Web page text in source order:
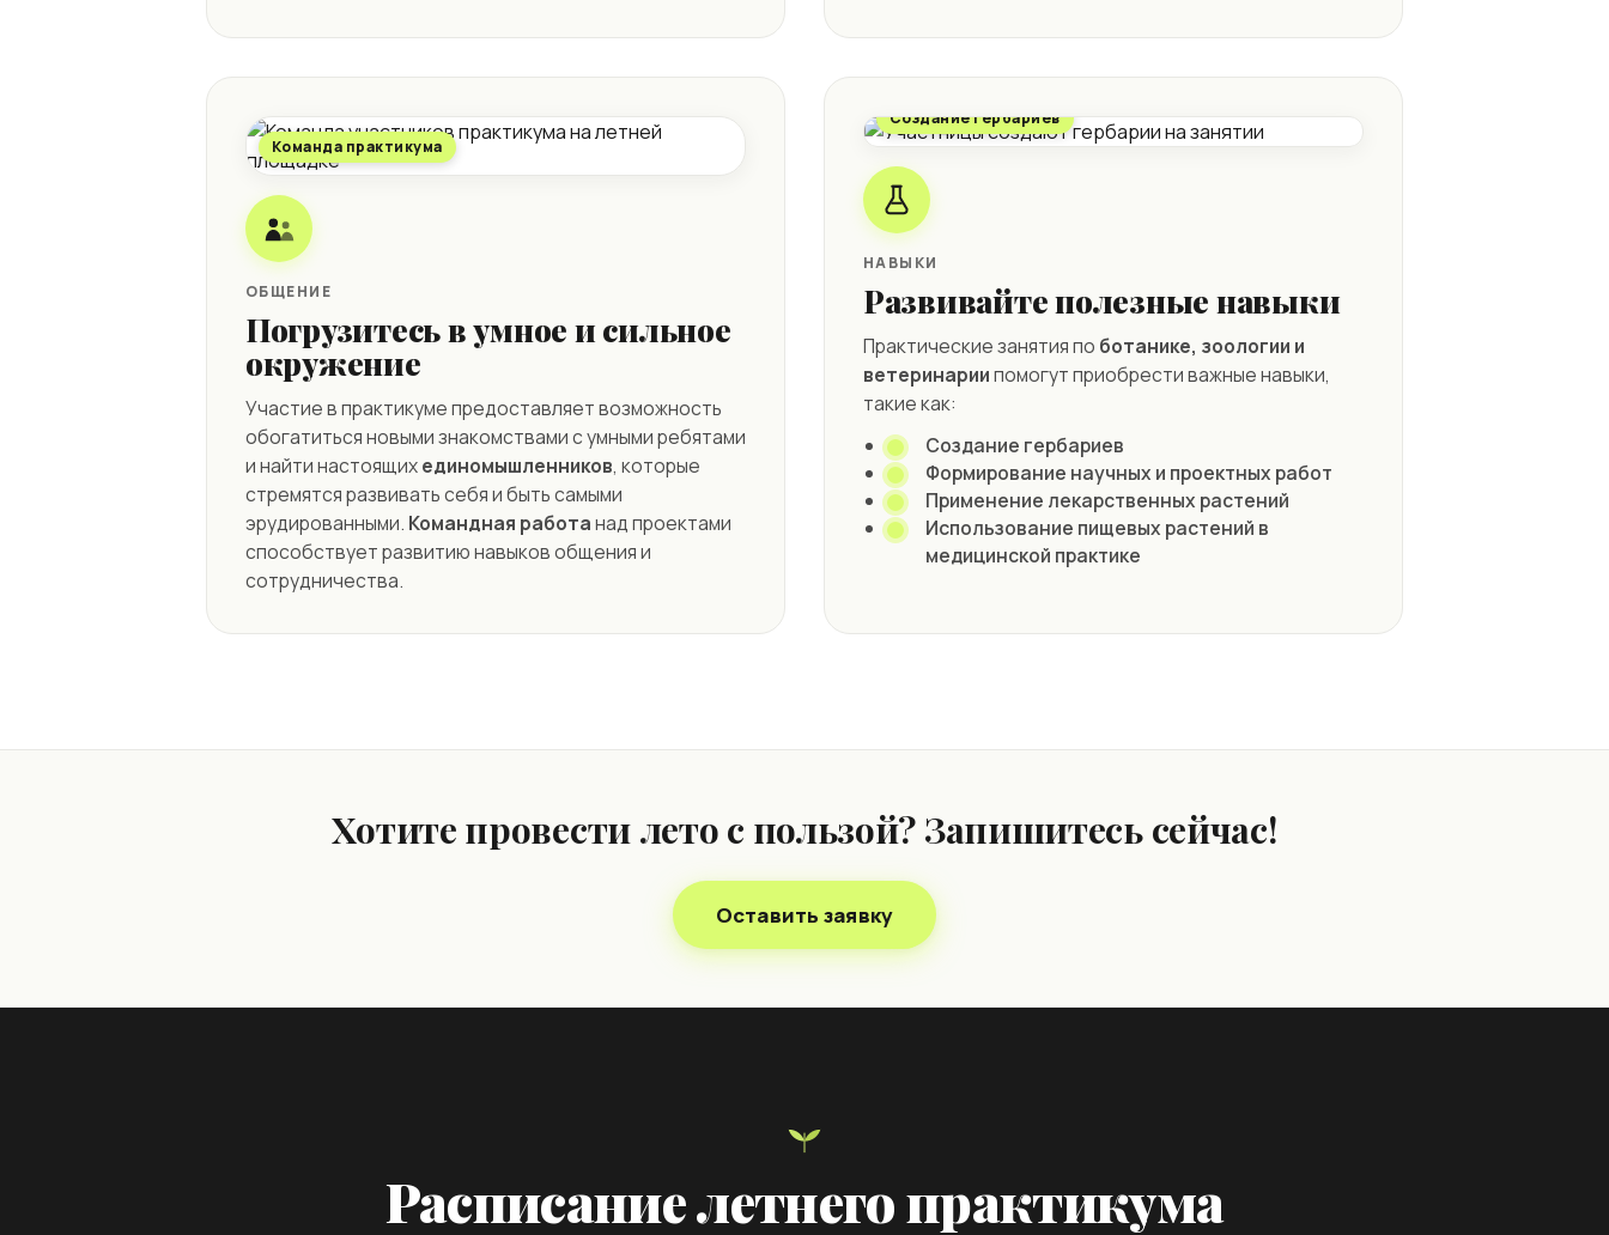
Команда практикума
ОБЩЕНИЕ
Погрузитесь в умное и сильное
окружение
Участие в практикуме предоставляет возможность
обогатиться новыми знакомствами с умными ребятами
и найти настоящихединомышленников, которые
стремятся развивать себя и быть самыми
эрудированными. Командная работанад проектами
способствует развитию навыков общения и
сотрудничества.
Создание гербариев
НАВЫКИ
Развивайте полезные навыки
Практические занятия по ботанике, зоологии и
ветеринариипомогут приобрести важные навыки,
такие как:
Создание гербариев
Формирование научных и проектных работ
Применение лекарственных растений
Использование пищевых растений в
медицинской практике
Хотите провести лето с пользой? Запишитесь сейчас!
Оставить заявку
Расписание летнего практикума